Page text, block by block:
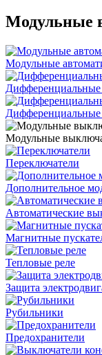
Модульные
Модульные
Дифференциальные
Модульные
Переключатели
Дополнительное
Автоматические
Магнитные
Тепловые реле
Защита
Рубильники
Предохранители